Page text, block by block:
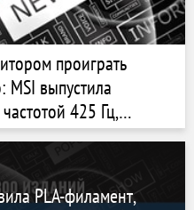
проиграть
выпустила
425 Гц,
1440p и читерскими
PLA-филамент,